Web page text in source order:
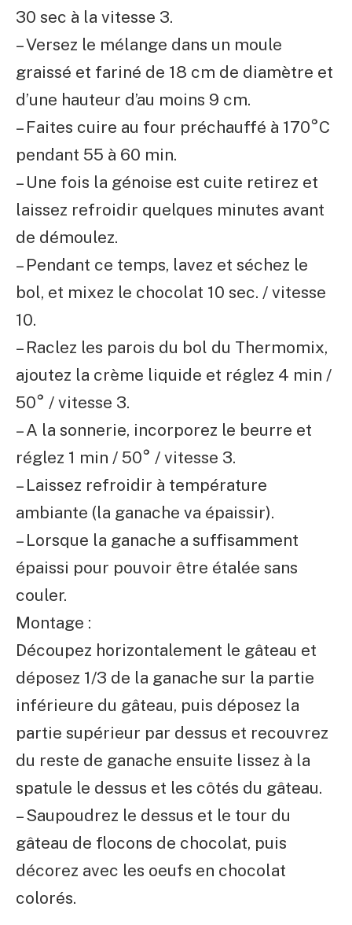
30 sec à la vitesse 3.
– Versez le mélange dans un moule
graissé et fariné de 18 cm de diamètre et
d’une hauteur d’au moins 9 cm.
– Faites cuire au four préchauffé à 170°C
pendant 55 à 60 min.
– Une fois la génoise est cuite retirez et
laissez refroidir quelques minutes avant
de démoulez.
– Pendant ce temps, lavez et séchez le
bol, et mixez le chocolat 10 sec. / vitesse
10.
– Raclez les parois du bol du Thermomix,
ajoutez la crème liquide et réglez 4 min /
50° / vitesse 3.
– A la sonnerie, incorporez le beurre et
réglez 1 min / 50° / vitesse 3.
– Laissez refroidir à température
ambiante (la ganache va épaissir).
– Lorsque la ganache a suffisamment
épaissi pour pouvoir être étalée sans
couler.
Montage :
Découpez horizontalement le gâteau et
déposez 1/3 de la ganache sur la partie
inférieure du gâteau, puis déposez la
partie supérieur par dessus et recouvrez
du reste de ganache ensuite lissez à la
spatule le dessus et les côtés du gâteau.
– Saupoudrez le dessus et le tour du
gâteau de flocons de chocolat, puis
décorez avec les oeufs en chocolat
colorés.